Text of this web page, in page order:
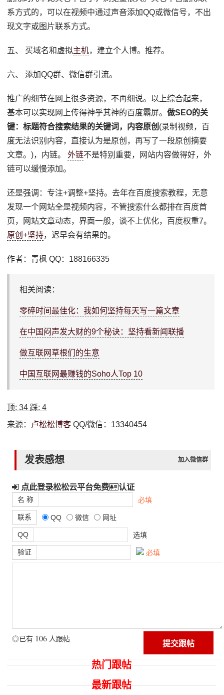
系方式的，可以在视频中通过声音添加QQ或微信号，不出
现文字或图片联系方式。
五、 买域名和虚拟主机，建立个人博。推荐。
六、 添加QQ群、微信群引流。
推广的细节在网上很多资源，不再细说。以上综合起来，
基本可以实现网上传得神乎其神的百度霸屏。做SEO的关
键：标题符合搜索结果的关键词，内容原创 (录制视频，百
度无法识别内容，直接认为是原创，再写了一段原创摘要
文章。)，内链。外链不是特别重要，网站内容做得好，外
链可以缓慢添加。
还是强调：专注+调整+坚持。去年在百度搜索教程，无意
发现一个网站全是视频内容，不管搜索什么都排在百度首
页，网站文章动态，界面一般，谈不上优化，百度权重7。
原创+坚持，迟早会有结果的。
作者：青枫 QQ：188166335
相关阅读：
零碎时间最佳化：我如何坚持每天写一篇文章
在中国闷声发大财的9个秘诀：坚持看新闻联播
做互联网草根们的生意
中国互联网最赚钱的Soho人Top 10
顶:34 踩:4
来源： 卢松松博客 QQ/微信：13340454
发表感想 加入微信群
点此登录松松云平台免费 认证
名 称 必填
联系 QQ 微信 网址
QQ 选填
验证 必填
◎已有 106 人跟帖
热门跟帖
最新跟帖